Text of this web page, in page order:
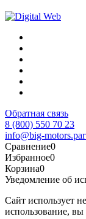
Обратная связь
8 (800) 550 70 23
info@big-
Сравнение0
Избранное0
Корзина0
Уведомление об
Сайт использует
использование,